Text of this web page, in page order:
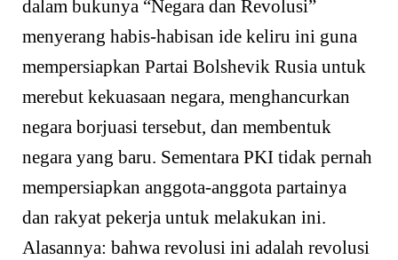
dalam bukunya “Negara dan Revolusi”
menyerang habis-habisan ide keliru ini guna
mempersiapkan Partai Bolshevik Rusia untuk
merebut kekuasaan negara, menghancurkan
negara borjuasi tersebut, dan membentuk
negara yang baru. Sementara PKI tidak pernah
mempersiapkan anggota-anggota partainya
dan rakyat pekerja untuk melakukan ini.
Alasannya: bahwa revolusi ini adalah revolusi